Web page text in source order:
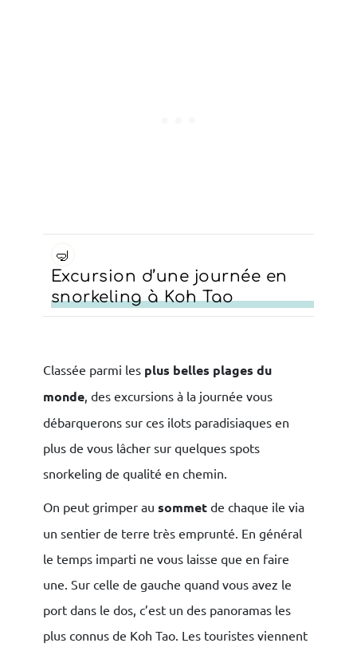
🤿
Excursion d’une journée en
snorkeling à Koh Tao
Classée parmi les plus belles plages du
monde, des excursions à la journée vous
débarquerons sur ces ilots paradisiaques en
plus de vous lâcher sur quelques spots
snorkeling de qualité en chemin.
On peut grimper au sommet de chaque ile via
un sentier de terre très emprunté. En général
le temps imparti ne vous laisse que en faire
une. Sur celle de gauche quand vous avez le
port dans le dos, c’est un des panoramas les
plus connus de Koh Tao. Les touristes viennent